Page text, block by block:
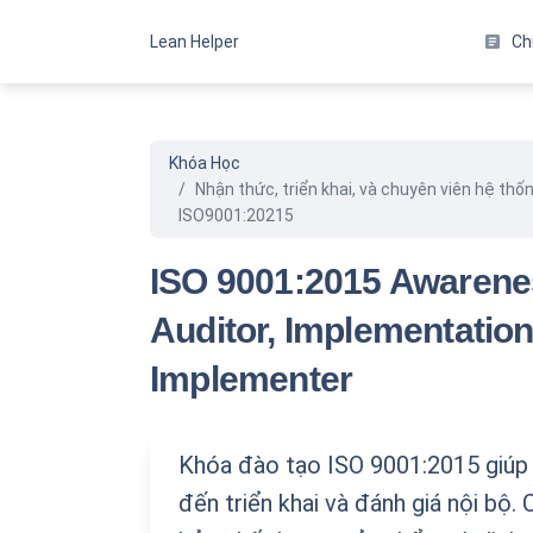
Lean Helper article
Xem các chương
Xem các khóa học
Xem các khóa học
Khóa học kỹ năng
Khóa Học
Nhận thức, triển khai, và chuyên viên hệ
ISO9001:20215
ISO 9001:2015
Auditor,
Implementer
Khóa đào tạo ISO 9001:2015
đến triển khai và đánh giá nội